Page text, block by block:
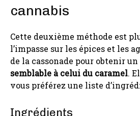
cannabis
Cette deuxième méthode est
l’impasse sur les épices et les
de la cassonade pour obtenir un
semblable à celui du caramel.
vous préférez une liste
Ingrédients